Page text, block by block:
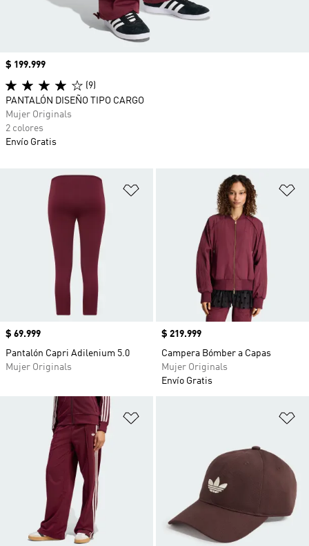
Añadir a la lista de deseos
Precio
$ 69.999
Pantalón Capri Adilenium 5.0
Mujer Originals
Precio
$ 219.999
Campera Bómber a Capas
Mujer Originals
Envío Gratis
Precio
$ 199.999
(9)
PANTALÓN DISEÑO TIPO CARGO
Mujer Originals
2 colores
Envío Gratis